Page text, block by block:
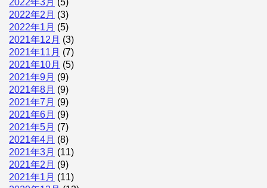
2022年3月 (5)
2022年2月 (3)
2022年1月 (5)
2021年12月 (3)
2021年11月 (7)
2021年10月 (5)
2021年9月 (9)
2021年8月 (9)
2021年7月 (9)
2021年6月 (9)
2021年5月 (7)
2021年4月 (8)
2021年3月 (11)
2021年2月 (9)
2021年1月 (11)